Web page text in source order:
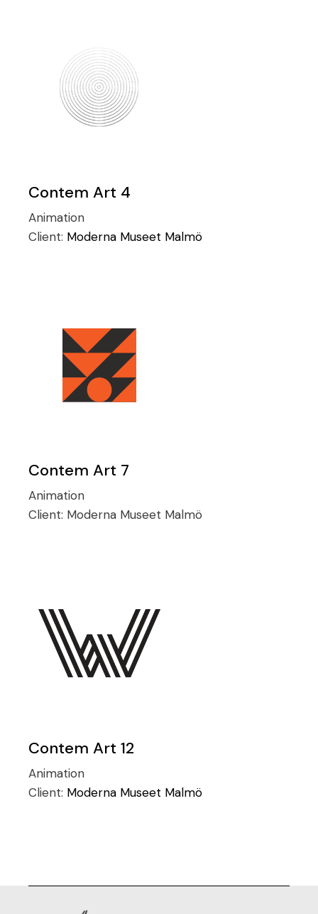
Contem Art 4
Animation
Client: Moderna Museet Malmö
Contem Art 7
Animation
Client: Moderna Museet Malmö
Contem Art 12
Animation
Client: Moderna Museet Malmö